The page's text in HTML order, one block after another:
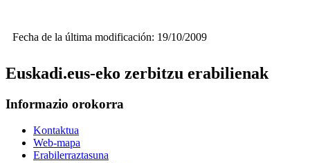
Fecha de la última modificación: 19/10/2009
Euskadi.eus-eko zerbitzu erabilienak
Informazio orokorra
Kontaktua
Web-mapa
Erabilerraztasuna